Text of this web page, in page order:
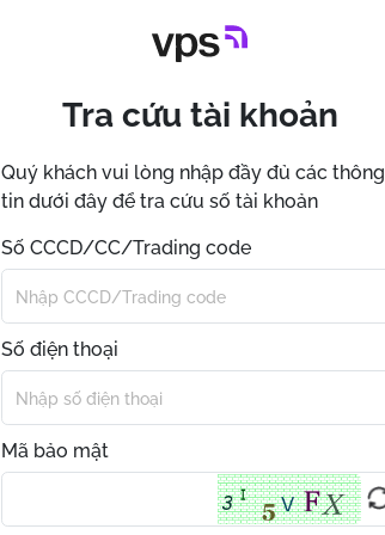
Tra cứu tài khoản
Quý khách vui lòng nhập đầy đủ các thông
tin dưới đây để tra cứu số tài khoản
Số CCCD/CC/Trading code
Số điện thoại
Mã bảo mật